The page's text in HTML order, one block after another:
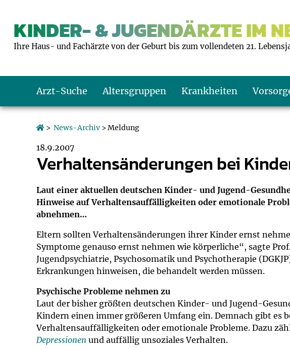
KINDER- & JUGENDÄRZTE IM
Ihre Haus- und Fachärzte von der Geburt bis zum vollendeten 21.
Arzt-Suche Altersgruppen
Jugendliche
Krankheiten
Teenager: J1 bis J2
Impfreaktionen
Impfsicherheit
Häufige Fragen
Recht auf Impfung
Vorsorge- und Impferinnerung
Sofortmaßnahmen
Notdienste
Link-Tipps
Wachstum-Rechner
Empfehlungen zum
Hörlexikon
Material zu den Vorsorgen
Entwicklungskalender
> News-Archiv > Meldung
18.9.2007
Verhaltensänderungen bei
Laut einer aktuellen deutschen Kinder- und Jugend-
Hinweise auf Verhaltensauffälligkeiten oder emotionale
abnehmen…
Eltern sollten Verhaltensänderungen ihrer Kinder ernst
Symptome genauso ernst nehmen wie körperliche“, sagte
Jugendpsychiatrie, Psychosomatik und Psychotherapie
Erkrankungen hinweisen, die behandelt werden müssen.
Psychische Probleme nehmen zu
Laut der bisher größten deutschen Kinder- und Jugend-
Kindern einen immer größeren Umfang ein. Demnach gibt es
Verhaltensauffälligkeiten oder emotionale Probleme. Dazu
Depressionen und auffällig unsoziales Verhalten.